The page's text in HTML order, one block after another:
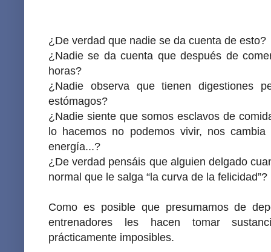
¿De verdad que nadie se da cuenta de esto?
¿Nadie se da cuenta que después de
horas?
¿Nadie observa que tienen digestiones
estómagos?
¿Nadie siente que somos esclavos de
lo hacemos no podemos vivir, nos
energía...?
¿De verdad pensáis que alguien delgado
normal que le salga “la curva de la felicidad”?
Como es posible que presumamos de
entrenadores les hacen tomar
prácticamente imposibles.